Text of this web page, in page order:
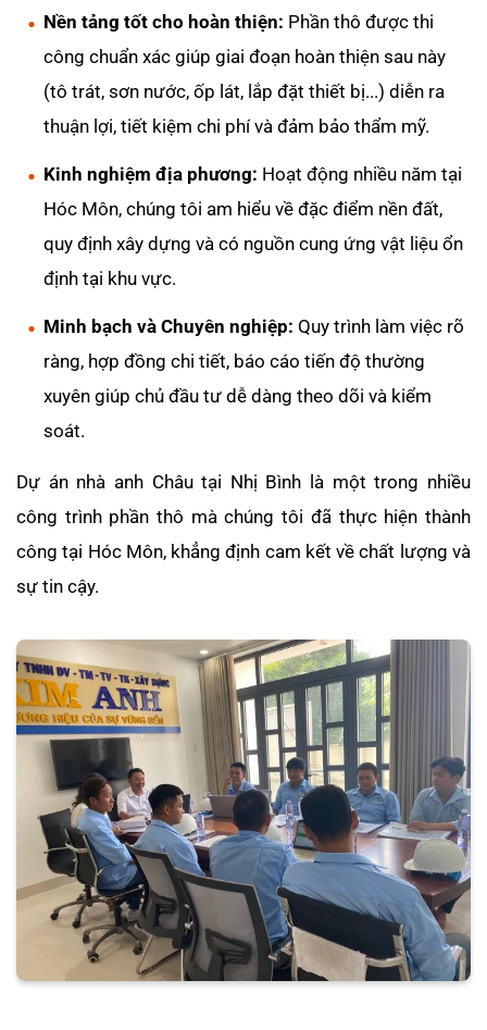
Nền tảng tốt cho hoàn thiện: Phần thô được thi
công chuẩn xác giúp giai đoạn hoàn thiện sau này
(tô trát, sơn nước, ốp lát, lắp đặt thiết bị...) diễn ra
thuận lợi, tiết kiệm chi phí và đảm bảo thẩm mỹ.
Kinh nghiệm địa phương: Hoạt động nhiều năm tại
Hóc Môn, chúng tôi am hiểu về đặc điểm nền đất,
quy định xây dựng và có nguồn cung ứng vật liệu ổn
định tại khu vực.
Minh bạch và Chuyên nghiệp: Quy trình làm việc rõ
ràng, hợp đồng chi tiết, báo cáo tiến độ thường
xuyên giúp chủ đầu tư dễ dàng theo dõi và kiểm
soát.
Dự án nhà anh Châu tại Nhị Bình là một trong nhiều
công trình phần thô mà chúng tôi đã thực hiện thành
công tại Hóc Môn, khẳng định cam kết về chất lượng và
sự tin cậy.